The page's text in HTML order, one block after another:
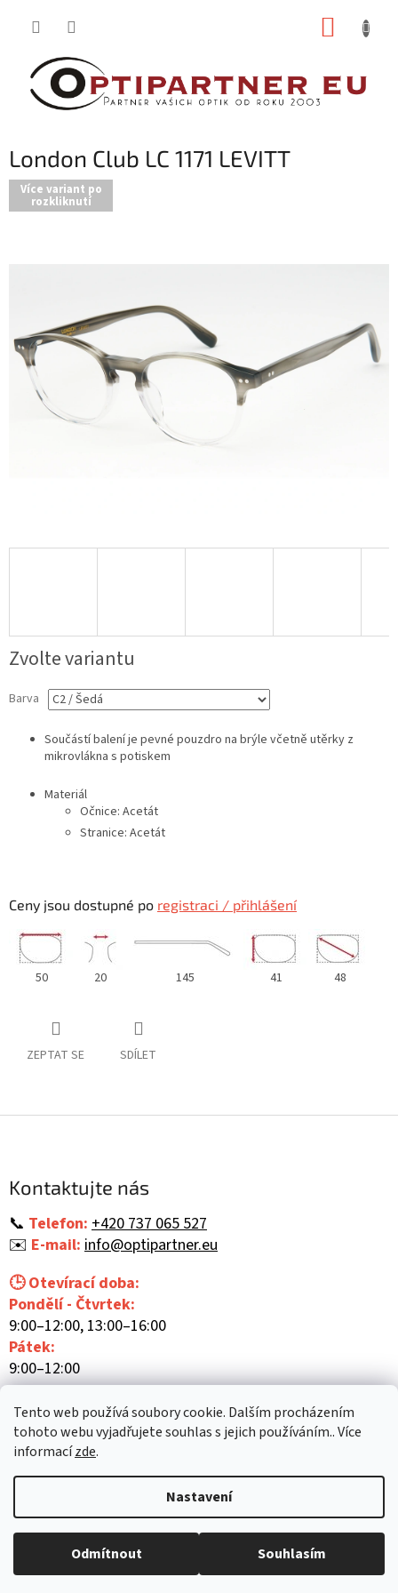
Tento web používá soubory cookie. Dalším procházením
tohoto webu vyjadřujete souhlas s jejich používáním.. Více
informacízde.
Nastavení
Odmítnout Souhlasím
London Club LC 1171 LEVITT
Více variant po
rozkliknutí
Zvolte variantu
Barva
Součástí balení je pevné pouzdro na brýle včetně utěrky z
mikrovlákna s potiskem
Materiál
Očnice: Acetát
Stranice: Acetát
Ceny jsou dostupné po registraci / přihlášení
50 20 145 41 48
ZEPTAT SE SDÍLET
Kontaktujte nás
📞 Telefon: +420 737 065 527
✉️ E-mail: info@optipartner.eu
🕒 Otevírací doba:
Pondělí - Čtvrtek:
9:00–12:00, 13:00–16:00
Pátek:
9:00–12:00
Copyright 2026Optipartner. Všechna práva vyhrazena.Upravit